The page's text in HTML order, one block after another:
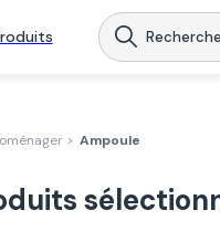
> Ampoule